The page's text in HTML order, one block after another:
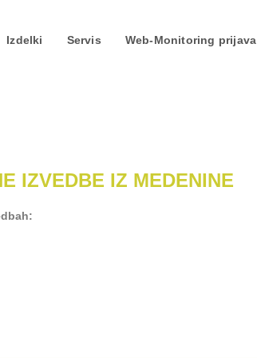
Izdelki Servis Web-Monitoring prijava
IZVEDBE IZ MEDENINE